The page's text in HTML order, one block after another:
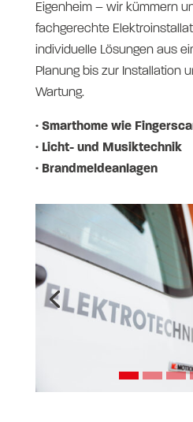
Eigenheim – wir kümmern
fachgerechte
individuelle Lösungen aus
Planung bis zur Installation
Wartung.
· Smarthome wie
· Licht- und Musiktechnik
· Brandmeldeanlagen